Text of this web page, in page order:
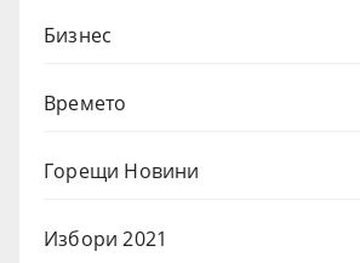
Бизнес
Времето
Горещи Новини
Избори 2021